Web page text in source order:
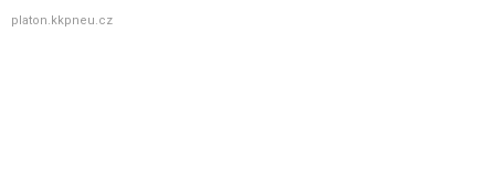
platon.kkpneu.cz